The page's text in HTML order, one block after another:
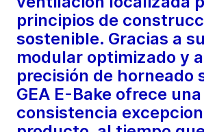
principios de
sostenible. Gracias a
modular optimizado y
precisión de horneado
GEA E-Bake ofrece una
consistencia